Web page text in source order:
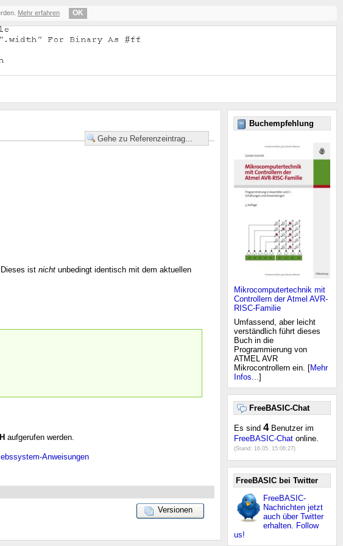
Mehr erfahren OK
Buchempfehlung
Mikrocomputertechnik mit
Controllern der Atmel AVR-
RISC-Familie
Umfassend, aber leicht
verständlich führt dieses
Buch in die
Programmierung von
ATMEL AVR
Mikrocontrollern ein. [Mehr
Infos...]
FreeBASIC-Chat
Es sind 4Benutzer im
FreeBASIC-Chat online.
(Stand: 16.05. 15:06:27)
FreeBASIC bei Twitter
FreeBASIC-
Nachrichten jetzt
auch über Twitter
erhalten. Follow
us!
ist nicht unbedingt identisch mit dem aktuellen
aufgerufen werden.
Anweisungen
Versionen